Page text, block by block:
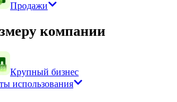
Продажи
компании
Крупный бизнес
использования